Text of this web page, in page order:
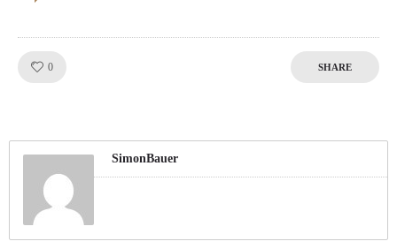
0 SHARE
SimonBauer